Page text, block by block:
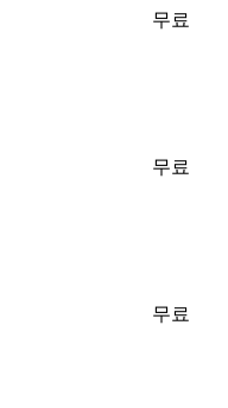
무료
무료
무료